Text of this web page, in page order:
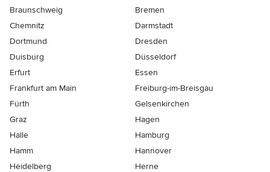
Braunschweig
Bremen
Chemnitz
Darmstadt
Dortmund
Dresden
Duisburg
Düsseldorf
Erfurt
Essen
Frankfurt am Main
Freiburg-im-Breisgau
Fürth
Gelsenkirchen
Graz
Hagen
Halle
Hamburg
Hamm
Hannover
Heidelberg
Herne